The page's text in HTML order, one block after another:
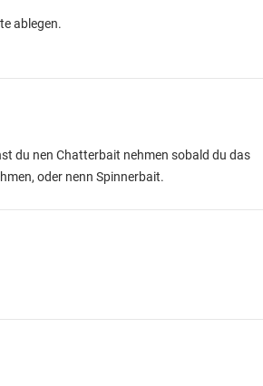
ablegen.
du nen Chatterbait nehmen sobald du das
oder nenn Spinnerbait.